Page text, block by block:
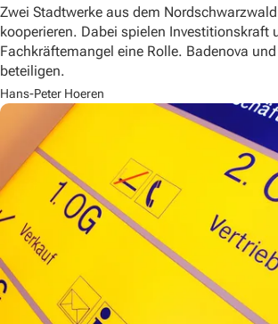
Zwei Stadtwerke aus dem
kooperieren. Dabei spielen Investitionskraft
Fachkräftemangel eine Rolle. Badenova
beteiligen.
Hans-Peter Hoeren